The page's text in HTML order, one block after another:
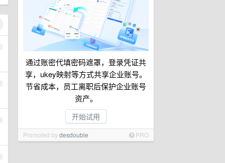
通过账密代填密码遮罩，登录凭证共
享，ukey映射等方式共享企业账号。
节省成本，员工离职后保护企业账号
资产。
开始试用
Promoted bydesdouble PRO